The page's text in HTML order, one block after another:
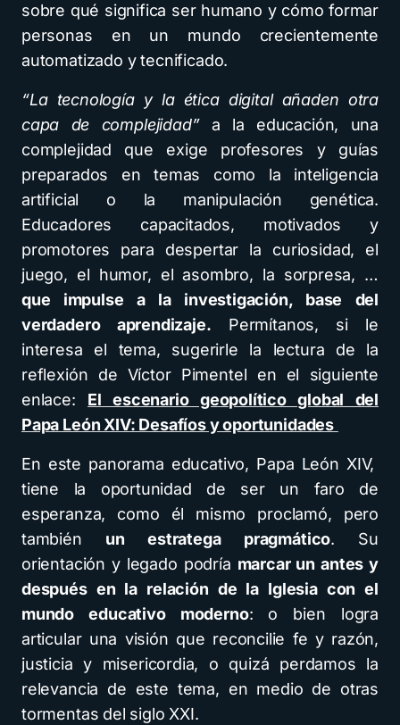
sobre qué significa ser humano y cómo formar
personas en un mundo crecientemente
automatizado y tecnificado.
“La tecnología y la ética digital añaden otra
capa de complejidad”a la educación, una
complejidad que exige profesores y guías
preparados en temas como la inteligencia
artificial o la manipulación genética.
Educadores capacitados, motivados y
promotores para despertar la curiosidad, el
juego, el humor, el asombro, la sorpresa, …
que impulse a la investigación, base del
verdadero aprendizaje. Permítanos, si le
interesa el tema, sugerirle la lectura de la
reflexión de Víctor Pimentel en el siguiente
enlace: El escenario geopolítico global del
Papa León XIV: Desafíos y oportunidades
En este panorama educativo, Papa León XIV,
tiene la oportunidad de ser un faro de
esperanza, como él mismo proclamó, pero
también un estratega pragmático. Su
orientación y legado podría marcar un antes y
después en la relación de la Iglesia con el
mundo educativo moderno: o bien logra
articular una visión que reconcilie fe y razón,
justicia y misericordia, o quizá perdamos la
relevancia de este tema, en medio de otras
tormentas del siglo XXI.